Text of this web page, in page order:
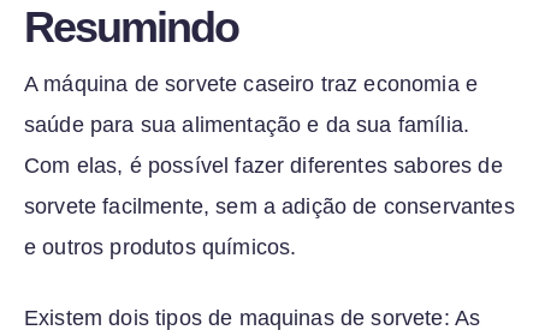
Resumindo
A máquina de sorvete caseiro traz economia e
saúde para sua alimentação e da sua família.
Com elas, é possível fazer diferentes sabores de
sorvete facilmente, sem a adição de conservantes
e outros produtos químicos.
Existem dois tipos de maquinas de sorvete: As